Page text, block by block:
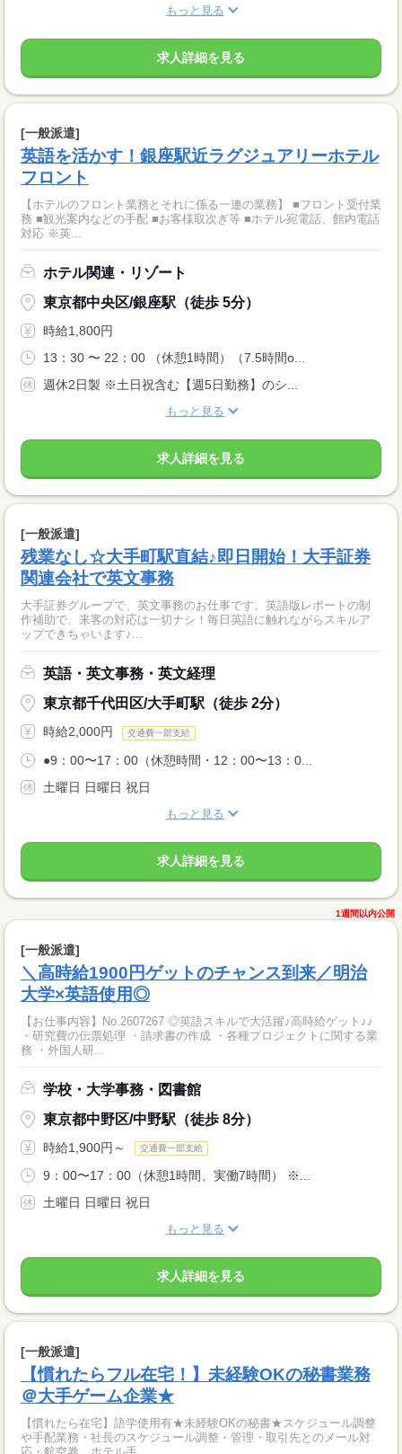
もっと見る
求人詳細を見る
[一般派遣]
英語を活かす！銀座駅近ラグジュアリーホテル
フロント
【ホテルのフロント業務とそれに係る一連の業務】 ■フロント受付業
務 ■観光案内などの手配 ■お客様取次ぎ等 ■ホテル宛電話、館内電話
対応 ※英...
ホテル関連・リゾート
東京都中央区/銀座駅（徒歩 5分）
時給1,800円
13：30 〜 22：00 （休憩1時間）（7.5時間o...
週休2日製 ※土日祝含む【週5日勤務】のシ...
もっと見る
求人詳細を見る
[一般派遣]
残業なし☆大手町駅直結♪即日開始！大手証券
関連会社で英文事務
大手証券グループで、英文事務のお仕事です。英語版レポートの制
作補助で、来客の対応は一切ナシ！毎日英語に触れながらスキルア
ップできちゃいます♪...
英語・英文事務・英文経理
東京都千代田区/大手町駅（徒歩 2分）
時給2,000円 交通費一部支給
●9：00〜17：00（休憩時間・12：00〜13：0...
土曜日 日曜日 祝日
もっと見る
求人詳細を見る
1週間以内公開
[一般派遣]
＼高時給1900円ゲットのチャンス到来／明治
大学×英語使用◎
【お仕事内容】No.2607267 ◎英語スキルで大活躍♪高時給ゲット♪♪
・研究費の伝票処理 ・請求書の作成 ・各種プロジェクトに関する業
務 ・外国人研...
学校・大学事務・図書館
東京都中野区/中野駅（徒歩 8分）
時給1,900円～ 交通費一部支給
9：00〜17：00（休憩1時間、実働7時間） ※...
土曜日 日曜日 祝日
もっと見る
求人詳細を見る
[一般派遣]
【慣れたらフル在宅！】未経験OKの秘書業務
＠大手ゲーム企業★
【慣れたら在宅】語学使用有★未経験OKの秘書★スケジュール調整
や手配業務・社長のスケジュール調整・管理・取引先とのメール対